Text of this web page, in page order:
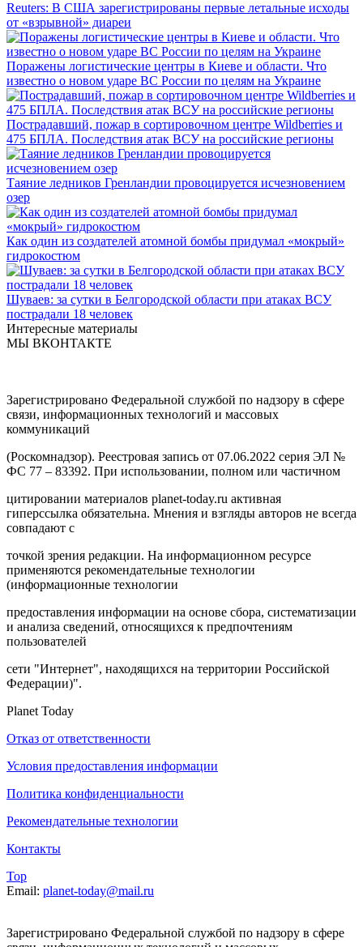
Reuters: В США зарегистрированы первые летальные исходы
от «взрывной» диареи
Поражены логистические центры в Киеве и области. Что
известно о новом ударе ВС России по целям на Украине
Пострадавший, пожар в сортировочном центре Wildberries и
475 БПЛА. Последствия атак ВСУ на российские регионы
Таяние ледников Гренландии провоцируется исчезновением
озер
Как один из создателей атомной бомбы придумал «мокрый»
гидрокостюм
Шуваев: за сутки в Белгородской области при атаках ВСУ
пострадали 18 человек
Интересные материалы
МЫ ВКОНТАКТЕ
Зарегистрировано Федеральной службой по надзору в сфере
связи, информационных технологий и массовых
коммуникаций
(Роскомнадзор). Реестровая запись от 07.06.2022 серия ЭЛ №
ФС 77 – 83392. При использовании, полном или частичном
цитировании материалов planet-today.ru активная
гиперссылка обязательна. Мнения и взгляды авторов не всегда
совпадают с
точкой зрения редакции. На информационном ресурсе
применяются рекомендательные технологии
(информационные технологии
предоставления информации на основе сбора, систематизации
и анализа сведений, относящихся к предпочтениям
пользователей
сети "Интернет", находящихся на территории Российской
Федерации)".
Planet Today
Отказ от ответственности
Условия предоставления информации
Политика конфиденциальности
Рекомендательные технологии
Контакты
Top
Email: planet-today@mail.ru
Зарегистрировано Федеральной службой по надзору в сфере